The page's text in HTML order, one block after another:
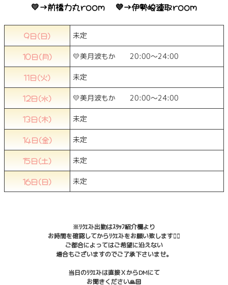
💛→前橋力丸room 💜→伊勢崎連取room
9日(日) 未定
10日(月) 💛美月波もか 20:00〜24:00
11日(火) 未定
12日(水) 💛美月波もか 20:00〜24:00
13日(木) 未定
14日(金) 未定
15日(土) 未定
16日(日) 未定
※ﾘｸｴｽﾄ出勤はｽﾀｯﾌ紹介欄より
お時間を確認してからﾘｸｴｽﾄをお願い致します🙇‍♀️
ご都合によってはご希望に沿えない
場合もございますのでご了承下さいませ。
当日のﾘｸｴｽﾄは直接ＸからDMにて
お聞きください🙏🏻